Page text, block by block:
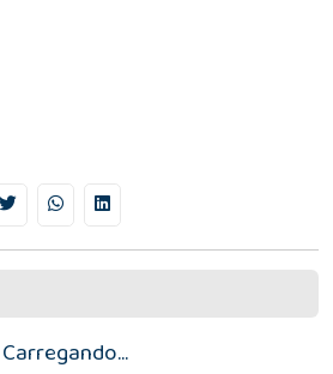
Carregando...